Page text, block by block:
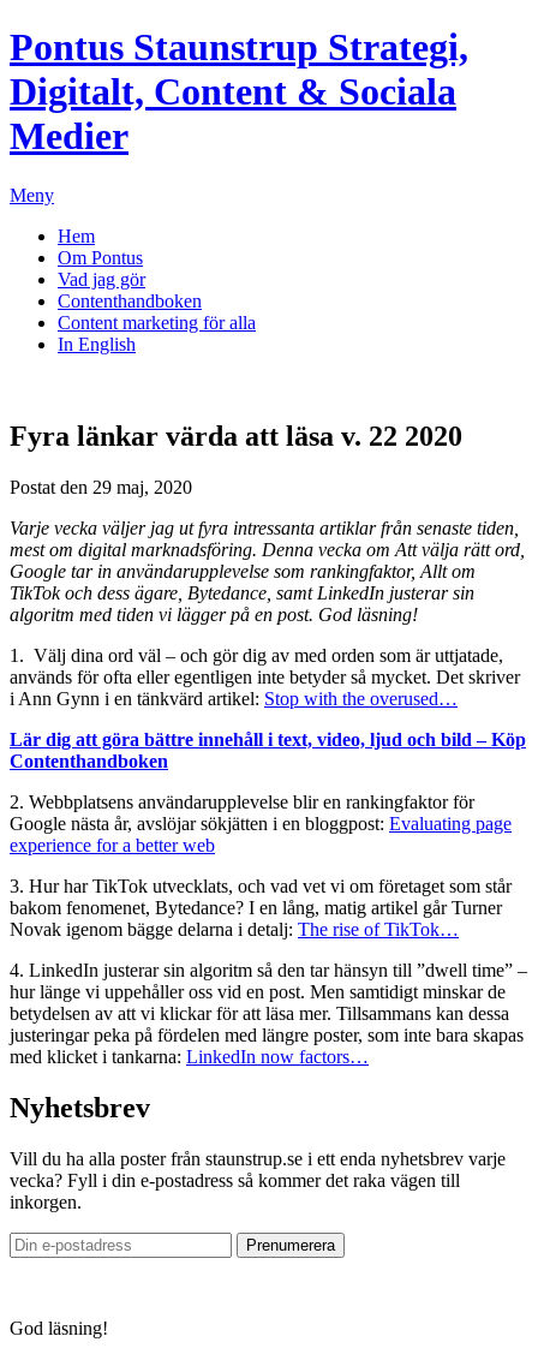
Pontus Staunstrup Strategi,
Digitalt, Content & Sociala
Medier
Meny
Hem
Om Pontus
Vad jag gör
Contenthandboken
Content marketing för alla
In English
Fyra länkar värda att läsa v. 22 2020
Postat den 29 maj, 2020
Varje vecka väljer jag ut fyra intressanta artiklar från senaste tiden,
mest om digital marknadsföring. Denna vecka om Att välja rätt ord,
Google tar in användarupplevelse som rankingfaktor, Allt om
TikTok och dess ägare, Bytedance, samt LinkedIn justerar sin
algoritm med tiden vi lägger på en post. God läsning!
1. Välj dina ord väl – och gör dig av med orden som är uttjatade,
används för ofta eller egentligen inte betyder så mycket. Det skriver
i Ann Gynn i en tänkvärd artikel: Stop with the overused…
Lär dig att göra bättre innehåll i text, video, ljud och bild – Köp
Contenthandboken
2. Webbplatsens användarupplevelse blir en rankingfaktor för
Google nästa år, avslöjar sökjätten i en bloggpost: Evaluating page
experience for a better web
3. Hur har TikTok utvecklats, och vad vet vi om företaget som står
bakom fenomenet, Bytedance? I en lång, matig artikel går Turner
Novak igenom bägge delarna i detalj: The rise of TikTok…
4. LinkedIn justerar sin algoritm så den tar hänsyn till ”dwell time” –
hur länge vi uppehåller oss vid en post. Men samtidigt minskar de
betydelsen av att vi klickar för att läsa mer. Tillsammans kan dessa
justeringar peka på fördelen med längre poster, som inte bara skapas
med klicket i tankarna: LinkedIn now factors…
Nyhetsbrev
Vill du ha alla poster från staunstrup.se i ett enda nyhetsbrev varje
vecka? Fyll i din e-postadress så kommer det raka vägen till
inkorgen.
God läsning!